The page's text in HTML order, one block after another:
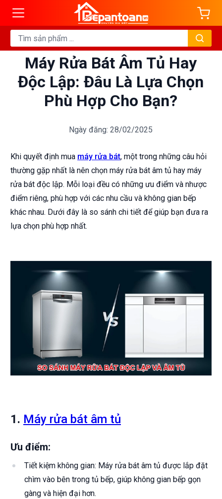
Máy Rửa Bát Âm Tủ Hay
Độc Lập: Đâu Là Lựa Chọn
Phù Hợp Cho Bạn?
Ngày đăng: 28/02/2025
Khi quyết định mua máy rửa bát, một trong những câu hỏi
thường gặp nhất là nên chọn máy rửa bát âm tủ hay máy
rửa bát độc lập. Mỗi loại đều có những ưu điểm và nhược
điểm riêng, phù hợp với các nhu cầu và không gian bếp
khác nhau. Dưới đây là so sánh chi tiết để giúp bạn đưa ra
lựa chọn phù hợp nhất.
1. Máy rửa bát âm tủ
Ưu điểm:
Tiết kiệm không gian: Máy rửa bát âm tủ được lắp đặt
chìm vào bên trong tủ bếp, giúp không gian bếp gọn
gàng và hiện đại hơn.